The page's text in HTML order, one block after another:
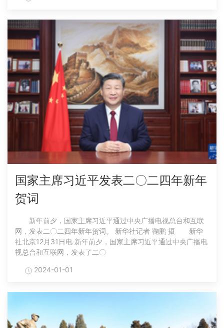
国家主席习近平发表二〇二四年新年
贺词
新年前夕，国家主席习近平通过中央广播电视总台和互联
网，发表二〇二四年新年贺词。 新华社记者 鞠鹏 摄 新华
社北京12月31日电 新年前夕，国家主席习近平通过中央广播电
视总台和互联网，发表了二〇
2024-01-01